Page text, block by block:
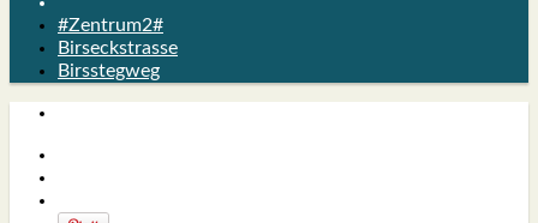
#Zentrum2#
Birseckstrasse
Birsstegweg